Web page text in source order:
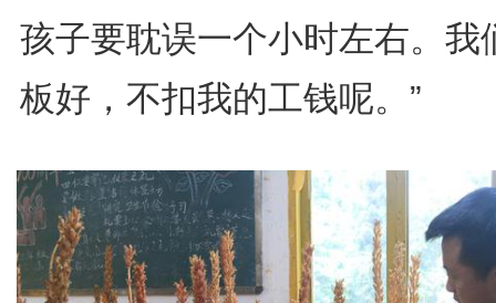
孩子要耽误一个小时左右。我
板好，不扣我的工钱呢。”